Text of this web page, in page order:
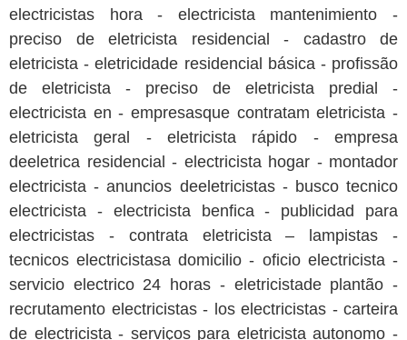
electricistas hora - electricista mantenimiento -
preciso de eletricista residencial - cadastro de
eletricista - eletricidade residencial básica - profissão
de eletricista - preciso de eletricista predial -
electricista en - empresasque contratam eletricista -
eletricista geral - eletricista rápido - empresa
deeletrica residencial - electricista hogar - montador
electricista - anuncios deeletricistas - busco tecnico
electricista - electricista benfica - publicidad para
electricistas - contrata eletricista – lampistas -
tecnicos electricistasa domicilio - oficio electricista -
servicio electrico 24 horas - eletricistade plantão -
recrutamento electricistas - los electricistas - carteira
de electricista - serviços para eletricista autonomo -